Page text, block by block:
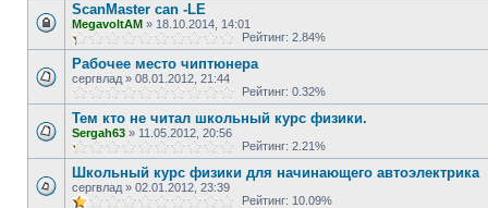
ScanMaster can -LE
MegavoltAM » 18.10.2014, 14:01
Рейтинг: 2.84%
Рабочее место чиптюнера
сергвлад » 08.01.2012, 21:44
Рейтинг: 0.32%
Тем кто не читал школьный курс физики.
Sergah63 » 11.05.2012, 20:56
Рейтинг: 2.21%
Школьный курс физики для начинающего автоэлектрика
сергвлад » 02.01.2012, 23:39
Рейтинг: 10.09%